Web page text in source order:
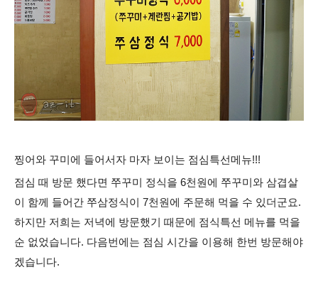
찡어와 꾸미에 들어서자 마자 보이는 점심특선메뉴!!!
점심 때 방문 했다면 쭈꾸미 정식을 6천원에 쭈꾸미와 삼겹살
이 함께 들어간 쭈삼정식이 7천원에 주문해 먹을 수 있더군요.
하지만 저희는 저녁에 방문했기 때문에 점식특선 메뉴를 먹을
순 없었습니다. 다음번에는 점심 시간을 이용해 한번 방문해야
겠습니다.